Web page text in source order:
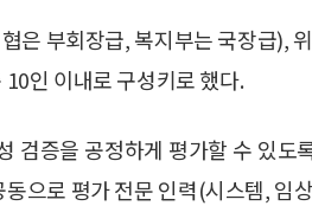
은 부회장급, 복지부는 국장급),
인 이내로 구성키로 했다.
검증을 공정하게 평가할 수 있도
으로 평가 전문 인력(시스템, 임